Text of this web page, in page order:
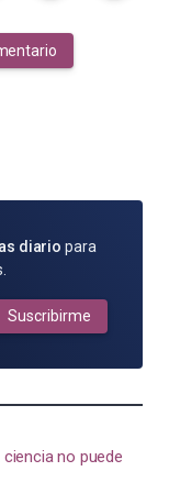
diario para
Suscribirme
no puede